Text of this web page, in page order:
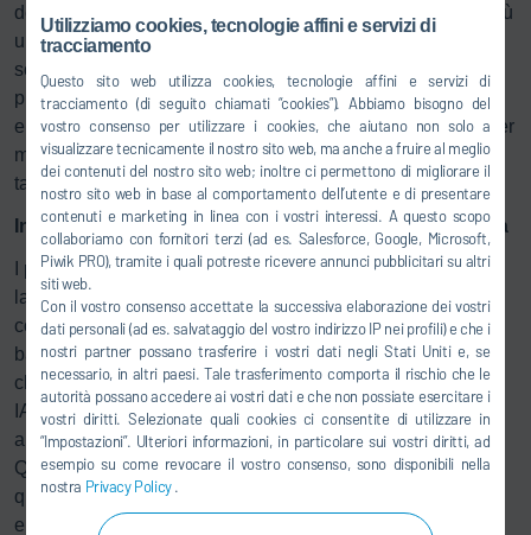
Utilizziamo cookies, tecnologie affini e servizi di
tracciamento
Questo sito web utilizza cookies, tecnologie affini e servizi di
tracciamento (di seguito chiamati “cookies”). Abbiamo bisogno del
vostro consenso per utilizzare i cookies, che aiutano non solo a
visualizzare tecnicamente il nostro sito web, ma anche a fruire al meglio
dei contenuti del nostro sito web; inoltre ci permettono di migliorare il
nostro sito web in base al comportamento dell’utente e di presentare
contenuti e marketing in linea con i vostri interessi. A questo scopo
collaboriamo con fornitori terzi (ad es. Salesforce, Google, Microsoft,
Piwik PRO), tramite i quali potreste ricevere annunci pubblicitari su altri
siti web.
Con il vostro consenso accettate la successiva elaborazione dei vostri
dati personali (ad es. salvataggio del vostro indirizzo IP nei profili) e che i
nostri partner possano trasferire i vostri dati negli Stati Uniti e, se
necessario, in altri paesi. Tale trasferimento comporta il rischio che le
autorità possano accedere ai vostri dati e che non possiate esercitare i
vostri diritti. Selezionate quali cookies ci consentite di utilizzare in
“Impostazioni”. Ulteriori informazioni, in particolare sui vostri diritti, ad
esempio su come revocare il vostro consenso, sono disponibili nella
nostra Privacy Policy.
della pulizia automatizzata, il che consente di verniciare più
unità allo stesso tempo. Alcuni dei suoi vantaggi principali
sono il basso consumo di vernice e solventi, che rende la
produzione più sostenibile grazie alla riduzione delle
emissioni di COV, e la tecnologia RFID integrata, ideata per
massimizzare la vita utile dei componenti e aumentare il
tasso di successo al primo avviamento.
Intelligenza artificiale per migliore qualità e disponibilità
I prodotti software della famiglia DXQ di Dürr garantiscono
la facile interazione dei singoli processi all’interno del
concetto modulare e trasformano il sistema di verniciatura
basato sui box in una fabbrica intelligente. Uno strumento
chiave a tal fine è DXQ plant.analytics, che usa algoritmi di
IA e moduli di apprendimento automatico per raccogliere e
analizzare i dati dei sensori, i messaggi e le informazioni.
Questa analisi aiuta i responsabili della gestione della
qualità a identificare precocemente le correlazioni rilevanti
e, di conseguenza, a evitare gli errori e ad aumentare il